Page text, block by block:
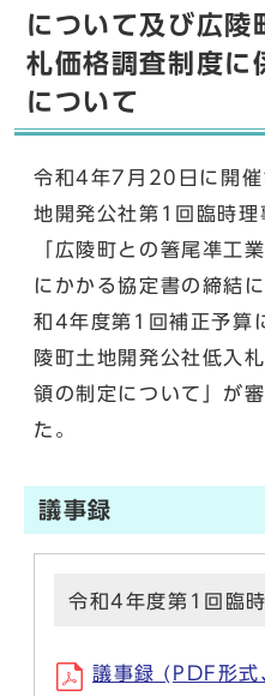
について及び広陵
札価格調査制度に
について
令和4年7月20日に開催
地開発公社第1回臨時
「広陵町との箸尾凖工
にかかる協定書の締結
和4年度第1回補正予算
陵町土地開発公社低入
領の制定について」が
た。
議事録
令和4年度第1回臨
議事録 (PDF形